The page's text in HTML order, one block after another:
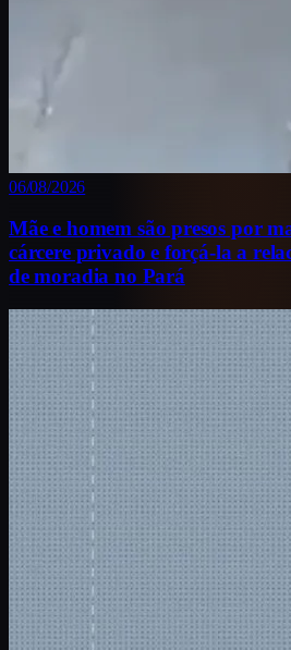
06/08/2026
Mãe e homem são presos por
cárcere privado e forçá-la a
de moradia no Pará